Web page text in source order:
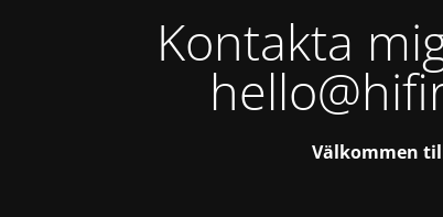
Kontakta
Välkommen